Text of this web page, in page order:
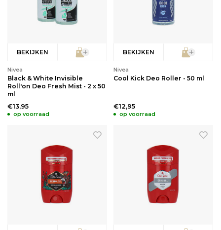
BEKIJKEN
Nivea
Black & White Invisible
Roll'on Deo Fresh Mist - 2 x 50
ml
€13,95
op voorraad
BEKIJKEN
Nivea
Cool Kick Deo Roller - 50 ml
€12,95
op voorraad